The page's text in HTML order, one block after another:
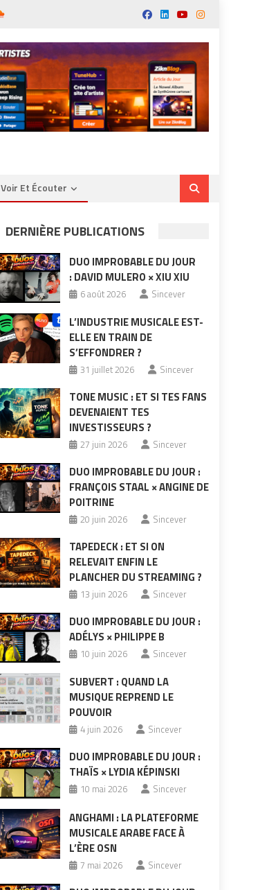
Voir Et Écouter
DERNIÈRE PUBLICATIONS
DUO IMPROBABLE DU JOUR
: DAVID MULERO × XIU XIU
6 août 2026 Sincever
L’INDUSTRIE MUSICALE EST-
ELLE EN TRAIN DE
S’EFFONDRER ?
31 juillet 2026 Sincever
TONE MUSIC : ET SI TES FANS
DEVENAIENT TES
INVESTISSEURS ?
27 juin 2026 Sincever
DUO IMPROBABLE DU JOUR :
FRANÇOIS STAAL × ANGINE DE
POITRINE
20 juin 2026 Sincever
TAPEDECK : ET SI ON
RELEVAIT ENFIN LE
PLANCHER DU STREAMING ?
13 juin 2026 Sincever
DUO IMPROBABLE DU JOUR :
ADÉLYS × PHILIPPE B
10 juin 2026 Sincever
SUBVERT : QUAND LA
MUSIQUE REPREND LE
POUVOIR
4 juin 2026 Sincever
DUO IMPROBABLE DU JOUR :
THAÏS × LYDIA KÉPINSKI
10 mai 2026 Sincever
ANGHAMI : LA PLATEFORME
MUSICALE ARABE FACE À
L’ÈRE OSN
7 mai 2026 Sincever